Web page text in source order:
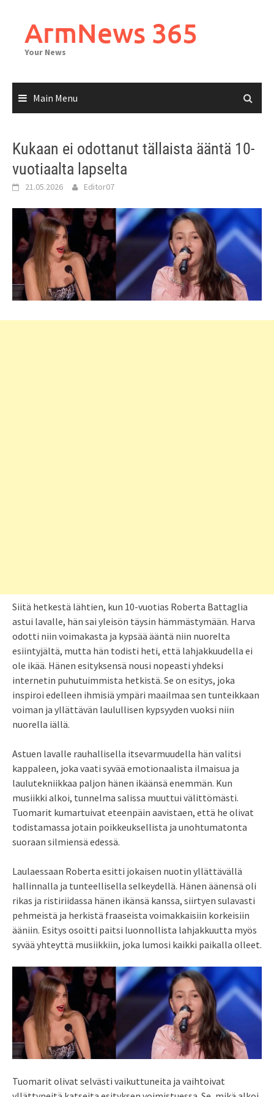
contentArmNews 365
Your News
Main Menu
Kukaan ei odottanut tällaista ääntä 10-
vuotiaalta lapselta
21.05.2026 Editor07
Siitä hetkestä lähtien, kun 10-vuotias Roberta Battaglia
astui lavalle, hän sai yleisön täysin hämmästymään. Harva
odotti niin voimakasta ja kypsää ääntä niin nuorelta
esiintyjältä, mutta hän todisti heti, että lahjakkuudella ei
ole ikää. Hänen esityksensä nousi nopeasti yhdeksi
internetin puhutuimmista hetkistä. Se on esitys, joka
inspiroi edelleen ihmisiä ympäri maailmaa sen tunteikkaan
voiman ja yllättävän laulullisen kypsyyden vuoksi niin
nuorella iällä.
Astuen lavalle rauhallisella itsevarmuudella hän valitsi
kappaleen, joka vaati syvää emotionaalista ilmaisua ja
laulutekniikkaa paljon hänen ikäänsä enemmän. Kun
musiikki alkoi, tunnelma salissa muuttui välittömästi.
Tuomarit kumartuivat eteenpäin aavistaen, että he olivat
todistamassa jotain poikkeuksellista ja unohtumatonta
suoraan silmiensä edessä.
Laulaessaan Roberta esitti jokaisen nuotin yllättävällä
hallinnalla ja tunteellisella selkeydellä. Hänen äänensä oli
rikas ja ristiriidassa hänen ikänsä kanssa, siirtyen sulavasti
pehmeistä ja herkistä fraaseista voimakkaisiin korkeisiin
ääniin. Esitys osoitti paitsi luonnollista lahjakkuutta myös
syvää yhteyttä musiikkiin, joka lumosi kaikki paikalla olleet.
Tuomarit olivat selvästi vaikuttuneita ja vaihtoivat